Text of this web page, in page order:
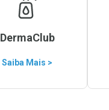
DermaClub
Saiba Mais >